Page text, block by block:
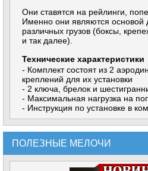
Они ставятся на рейлинги,
Именно они являются основой
различных грузов (боксы,
и так далее).
Технические характеристики
- Комплект состоят из 2
креплений для их установки
- 2 ключа, брелок и
- Максимальная нагрузка на
- Инструкция по установке в
ПОЛЕЗНЫЕ МЕЛОЧИ